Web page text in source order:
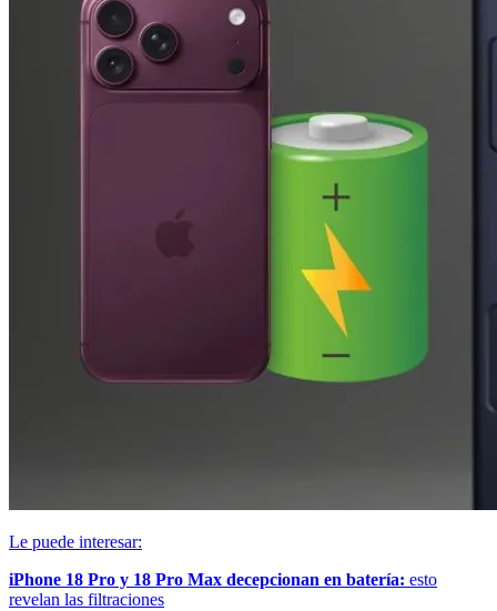
Le puede interesar:
iPhone 18 Pro y 18 Pro Max decepcionan en batería: esto
revelan las filtraciones